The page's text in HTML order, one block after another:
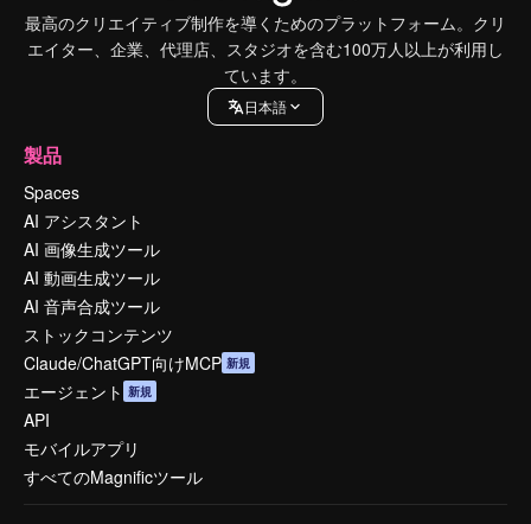
最高のクリエイティブ制作を導くためのプラットフォーム。クリ
エイター、企業、代理店、スタジオを含む100万人以上が利用し
ています。
日本語
製品
Spaces
AI アシスタント
AI 画像生成ツール
AI 動画生成ツール
AI 音声合成ツール
ストックコンテンツ
Claude/ChatGPT向けMCP 新規
エージェント 新規
API
モバイルアプリ
すべてのMagnificツール